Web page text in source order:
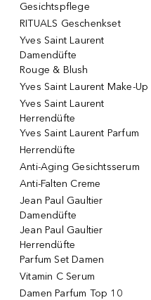
Gesichtspflege
RITUALS Geschenkset
Yves Saint Laurent
Damendüfte
Rouge & Blush
Yves Saint Laurent Make-Up
Yves Saint Laurent
Herrendüfte
Yves Saint Laurent Parfum
Herrendüfte
Anti-Aging Gesichtsserum
Anti-Falten Creme
Jean Paul Gaultier
Damendüfte
Jean Paul Gaultier
Herrendüfte
Parfum Set Damen
Vitamin C Serum
Damen Parfum Top 10